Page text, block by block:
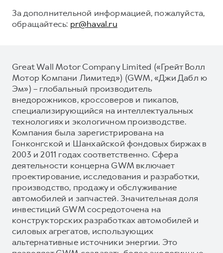
За дополнительной информацией, пожалуйста,
обращайтесь: pr@haval.ru
Great Wall Motor Company Limited («Грейт Волл
Мотор Компани Лимитед») (GWM, «Джи Дабл ю
Эм») – глобальный производитель
внедорожников, кроссоверов и пикапов,
специализирующийся на интеллектуальных
технологиях и экологичном производстве.
Компания была зарегистрирована на
Гонконгской и Шанхайской фондовых биржах в
2003 и 2011 годах соответственно. Сфера
деятельности концерна GWM включает
проектирование, исследования и разработки,
производство, продажу и обслуживание
автомобилей и запчастей. Значительная доля
инвестиций GWM сосредоточена на
конструкторских разработках автомобилей и
силовых агрегатов, использующих
альтернативные источники энергии. Это